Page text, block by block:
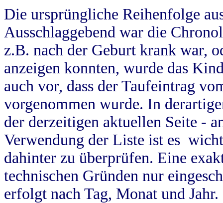
Die ursprüngliche Reihenfolge
Ausschlaggebend war die
z.B. nach der Geburt krank war,
anzeigen konnten, wurde das
auch vor, dass der Taufeintrag
vorgenommen wurde. In
der derzeitigen aktuellen Seite -
Verwendung der Liste ist es
dahinter zu überprüfen. Eine
technischen Gründen nur
erfolgt nach Tag, Monat und Jahr.